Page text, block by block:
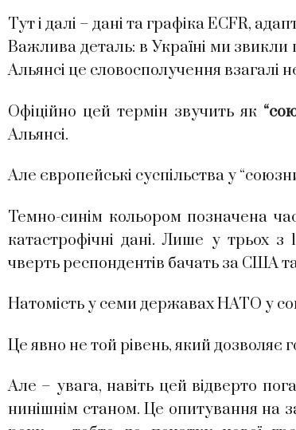
Тут і далі – дані та графіка ECFR,
Важлива деталь: в Україні ми
Альянсі це словосполучення взагалі
Офіційно цей термін звучить як
Альянсі.
Але європейські суспільства у
Темно-синім кольором позначена
катастрофічні дані. Лише у трьох
чверть респондентів бачать за США
Натомість у семи державах НАТО у
Це явно не той рівень, який дозволяє
Але – увага, навіть цей відверто
нинішнім станом. Це опитування на